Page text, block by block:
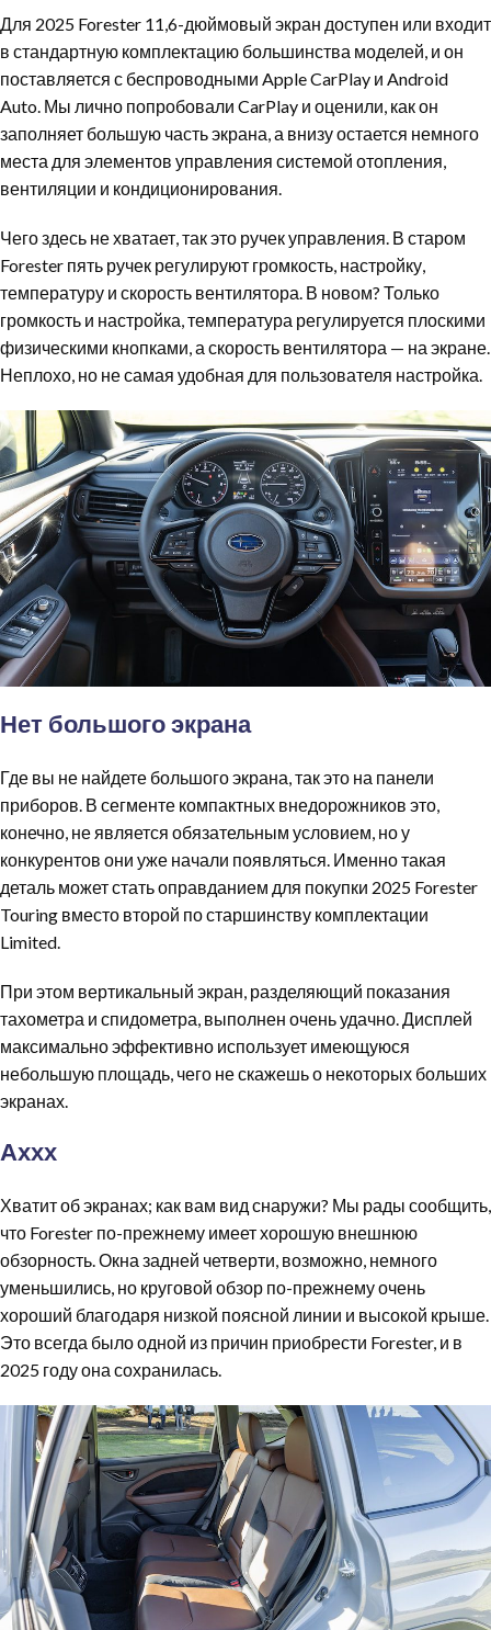
Для 2025 Forester 11,6-дюймовый экран доступен или входит
в стандартную комплектацию большинства моделей, и он
поставляется с беспроводными Apple CarPlay и Android
Auto. Мы лично попробовали CarPlay и оценили, как он
заполняет большую часть экрана, а внизу остается немного
места для элементов управления системой отопления,
вентиляции и кондиционирования.
Чего здесь не хватает, так это ручек управления. В старом
Forester пять ручек регулируют громкость, настройку,
температуру и скорость вентилятора. В новом? Только
громкость и настройка, температура регулируется плоскими
физическими кнопками, а скорость вентилятора — на экране.
Неплохо, но не самая удобная для пользователя настройка.
Нет большого экрана
Где вы не найдете большого экрана, так это на панели
приборов. В сегменте компактных внедорожников это,
конечно, не является обязательным условием, но у
конкурентов они уже начали появляться. Именно такая
деталь может стать оправданием для покупки 2025 Forester
Touring вместо второй по старшинству комплектации
Limited.
При этом вертикальный экран, разделяющий показания
тахометра и спидометра, выполнен очень удачно. Дисплей
максимально эффективно использует имеющуюся
небольшую площадь, чего не скажешь о некоторых больших
экранах.
Аххх
Хватит об экранах; как вам вид снаружи? Мы рады сообщить,
что Forester по-прежнему имеет хорошую внешнюю
обзорность. Окна задней четверти, возможно, немного
уменьшились, но круговой обзор по-прежнему очень
хороший благодаря низкой поясной линии и высокой крыше.
Это всегда было одной из причин приобрести Forester, и в
2025 году она сохранилась.